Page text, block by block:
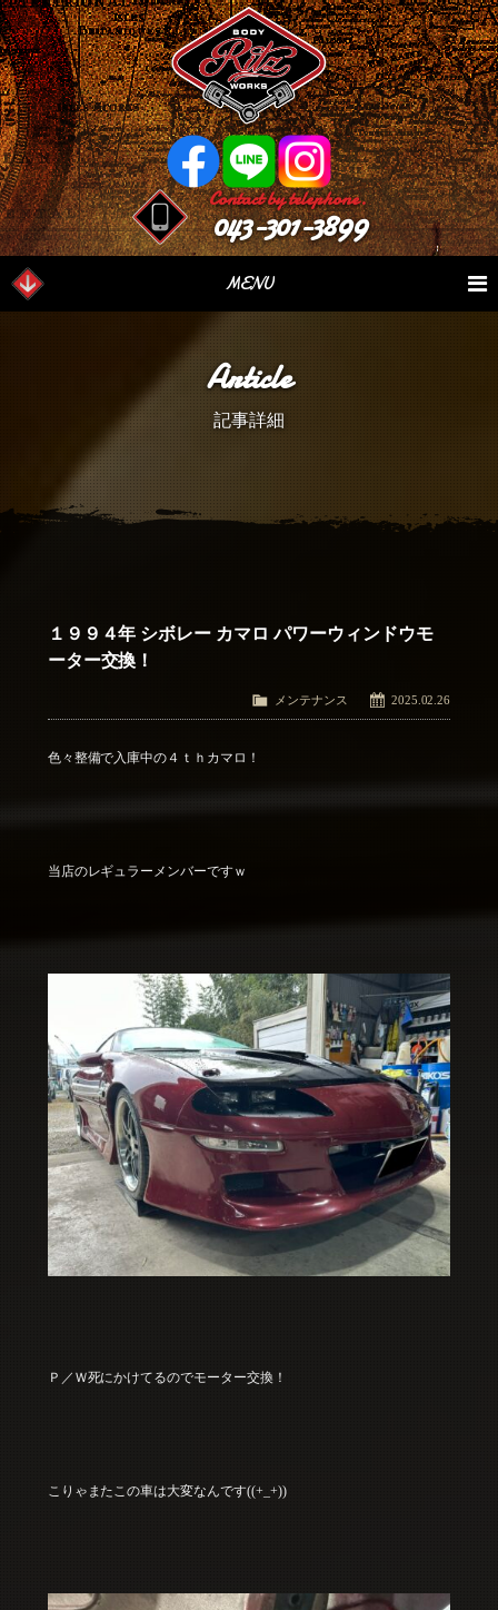
Contact by telephone.
043-301-3899
MENU
Our Serivce 在庫車情報
Parts Sales 作業日誌
Blog 会社概要
Article
記事詳細
１９９４年 シボレー カマロ パワーウィンドウモ
ーター交換！
2025.02.26
メンテナンス
色々整備で入庫中の４ｔｈカマロ！
当店のレギュラーメンバーですｗ
Ｐ／Ｗ死にかけてるのでモーター交換！
こりゃまたこの車は大変なんです((+_+))